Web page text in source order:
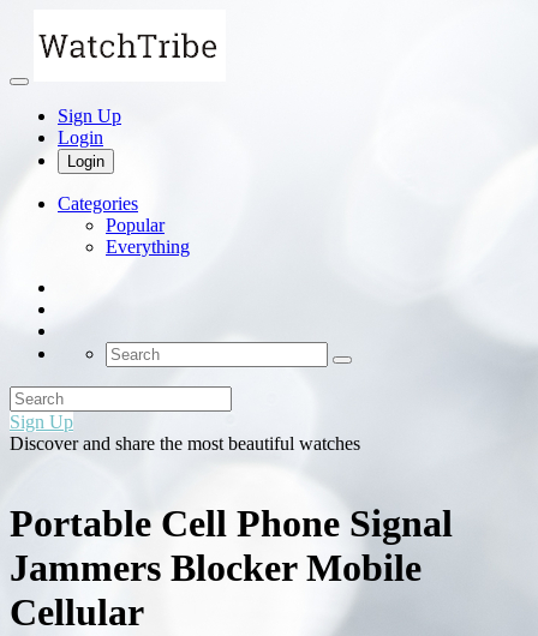
Sign Up
Login
Login
Categories
Popular
Everything
Sign Up
Discover and share the most beautiful watches
Portable Cell Phone Signal
Jammers Blocker Mobile
Cellular